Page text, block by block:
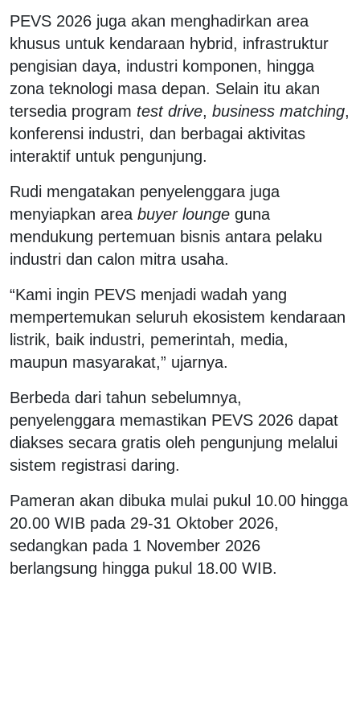
PEVS 2026 juga akan menghadirkan area
khusus untuk kendaraan hybrid, infrastruktur
pengisian daya, industri komponen, hingga
zona teknologi masa depan. Selain itu akan
tersedia program test drive, business matching,
konferensi industri, dan berbagai aktivitas
interaktif untuk pengunjung.
Rudi mengatakan penyelenggara juga
menyiapkan area buyer lounge guna
mendukung pertemuan bisnis antara pelaku
industri dan calon mitra usaha.
“Kami ingin PEVS menjadi wadah yang
mempertemukan seluruh ekosistem kendaraan
listrik, baik industri, pemerintah, media,
maupun masyarakat,” ujarnya.
Berbeda dari tahun sebelumnya,
penyelenggara memastikan PEVS 2026 dapat
diakses secara gratis oleh pengunjung melalui
sistem registrasi daring.
Pameran akan dibuka mulai pukul 10.00 hingga
20.00 WIB pada 29-31 Oktober 2026,
sedangkan pada 1 November 2026
berlangsung hingga pukul 18.00 WIB.